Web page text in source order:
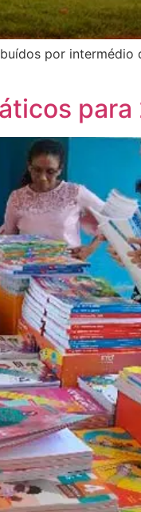
por
para